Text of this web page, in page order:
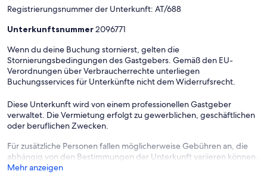
Registrierungsnummer der Unterkunft: AT/688
Unterkunftsnummer2096771
Wenn du deine Buchung stornierst, gelten die
Stornierungsbedingungen des Gastgebers. Gemäß den EU-
Verordnungen über Verbraucherrechte unterliegen
Buchungsservices für Unterkünfte nicht dem Widerrufsrecht.
Diese Unterkunft wird von einem professionellen Gastgeber
verwaltet. Die Vermietung erfolgt zu gewerblichen, geschäftlichen
oder beruflichen Zwecken.
Für zusätzliche Personen fallen möglicherweise Gebühren an, die
abhängig von den Bestimmungen der Unterkunft variieren können.
Mehr anzeigen